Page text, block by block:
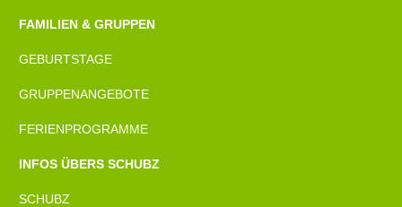
FAMILIEN & GRUPPEN
GEBURTSTAGE
GRUPPENANGEBOTE
FERIENPROGRAMME
INFOS ÜBERS SCHUBZ
SCHUBZ